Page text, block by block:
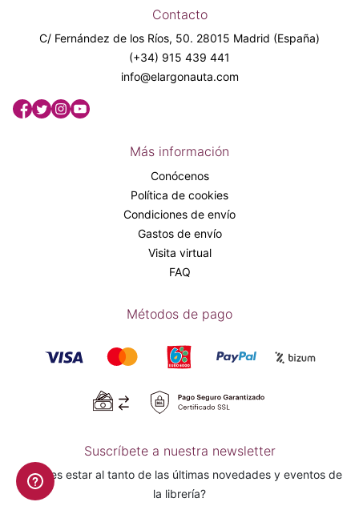
Contacto
C/ Fernández de los Ríos, 50. 28015 Madrid (España)
(+34) 915 439 441
info@elargonauta.com
Más información
Conócenos
Política de cookies
Condiciones de envío
Gastos de envío
Visita virtual
FAQ
Métodos de pago
Suscríbete a nuestra newsletter
¿Quieres estar al tanto de las últimas novedades y eventos de
la librería?